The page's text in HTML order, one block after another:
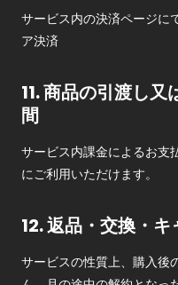
サービス内の決済ページに
ア決済
11. 商品の引渡し
間
サービス内課金によるお支
にご利用いただけます。
12. 返品・交換・
サービスの性質上、購入後